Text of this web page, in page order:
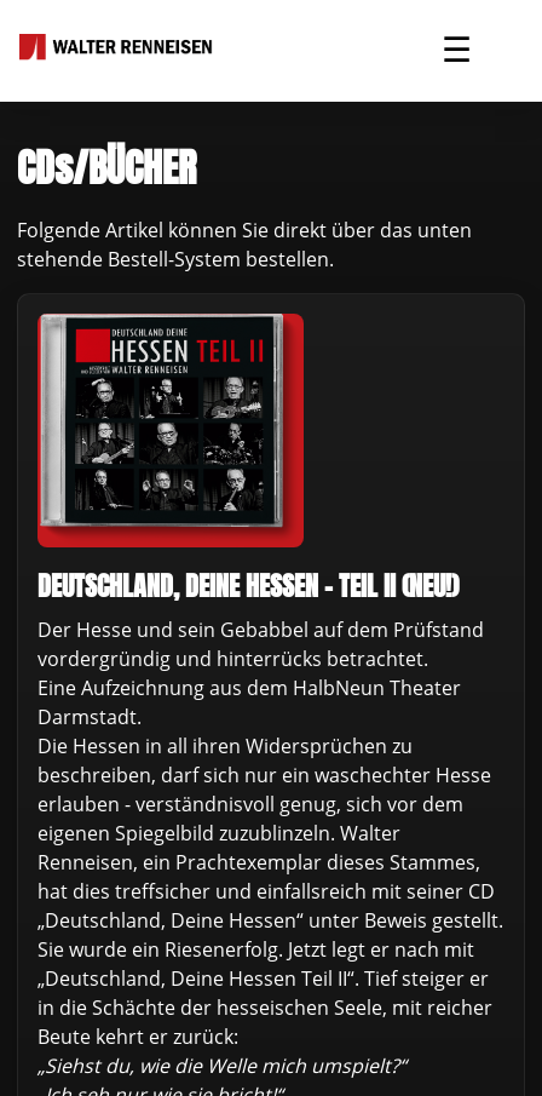
☰
CDs/BÜCHER
Folgende Artikel können Sie direkt über das unten
stehende Bestell-System bestellen.
DEUTSCHLAND, DEINE HESSEN - TEIL II (NEU!)
Der Hesse und sein Gebabbel auf dem Prüfstand
vordergründig und hinterrücks betrachtet.
Eine Aufzeichnung aus dem HalbNeun Theater
Darmstadt.
Die Hessen in all ihren Widersprüchen zu
beschreiben, darf sich nur ein waschechter Hesse
erlauben - verständnisvoll genug, sich vor dem
eigenen Spiegelbild zuzublinzeln. Walter
Renneisen, ein Prachtexemplar dieses Stammes,
hat dies treffsicher und einfallsreich mit seiner CD
„Deutschland, Deine Hessen“ unter Beweis gestellt.
Sie wurde ein Riesenerfolg. Jetzt legt er nach mit
„Deutschland, Deine Hessen Teil II“. Tief steiger er
in die Schächte der hesseischen Seele, mit reicher
Beute kehrt er zurück:
„Siehst du, wie die Welle mich umspielt?“